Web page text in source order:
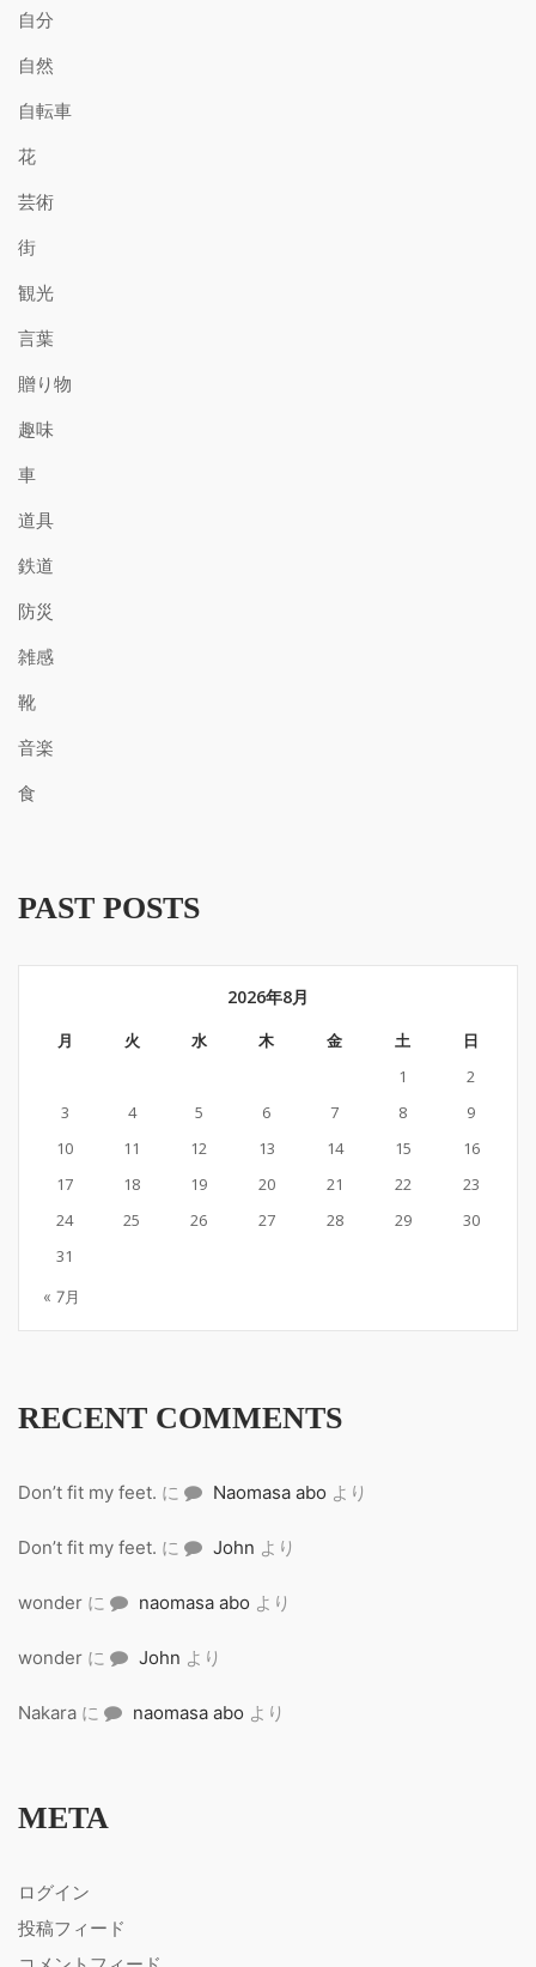
自分
自然
自転車
花
芸術
街
観光
言葉
贈り物
趣味
車
道具
鉄道
防災
雑感
靴
音楽
食
PAST POSTS
2026年8月
月 火 水 木 金 土
日
1
2
3
4 5 6 7 8
9
10
11 12 13 14 15
16
17
18 19 20 21 22
23
24
25 26 27 28 29
30
31
« 7月
RECENT COMMENTS
Don’t fit my feet. に Naomasa abo より
Don’t fit my feet. に John より
wonder に naomasa abo より
wonder に John より
Nakara に naomasa abo より
META
ログイン
投稿フィード